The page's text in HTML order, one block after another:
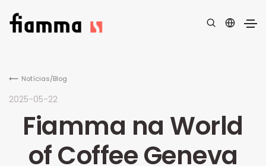
Notícias/Blog
2025-05-22
Fiamma na World
of Coffee Geneva